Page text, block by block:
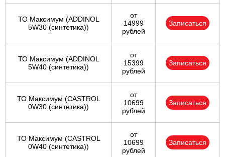
ТО Максимум (ADDINOL
5W30 (синтетика))
от
14999
рублей
Записаться
ТО Максимум (ADDINOL
5W40 (синтетика))
от
15399
рублей
Записаться
ТО Максимум (CASTROL
0W30 (синтетика))
от
10699
рублей
Записаться
ТО Максимум (CASTROL
0W40 (синтетика))
от
10699
рублей
Записаться